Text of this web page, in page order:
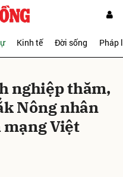
Kinh tế Đời sống Pháp
nghiệp thăm,
Nông nhân
mạng Việt